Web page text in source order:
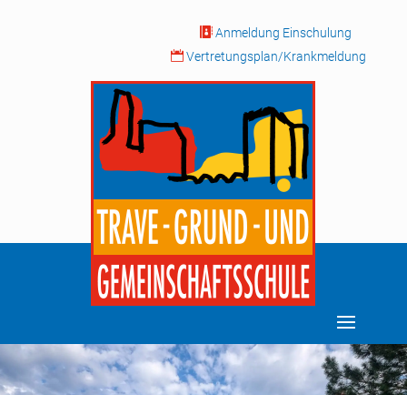
 Anmeldung Einschulung
 Vertretungsplan/Krankmeldung